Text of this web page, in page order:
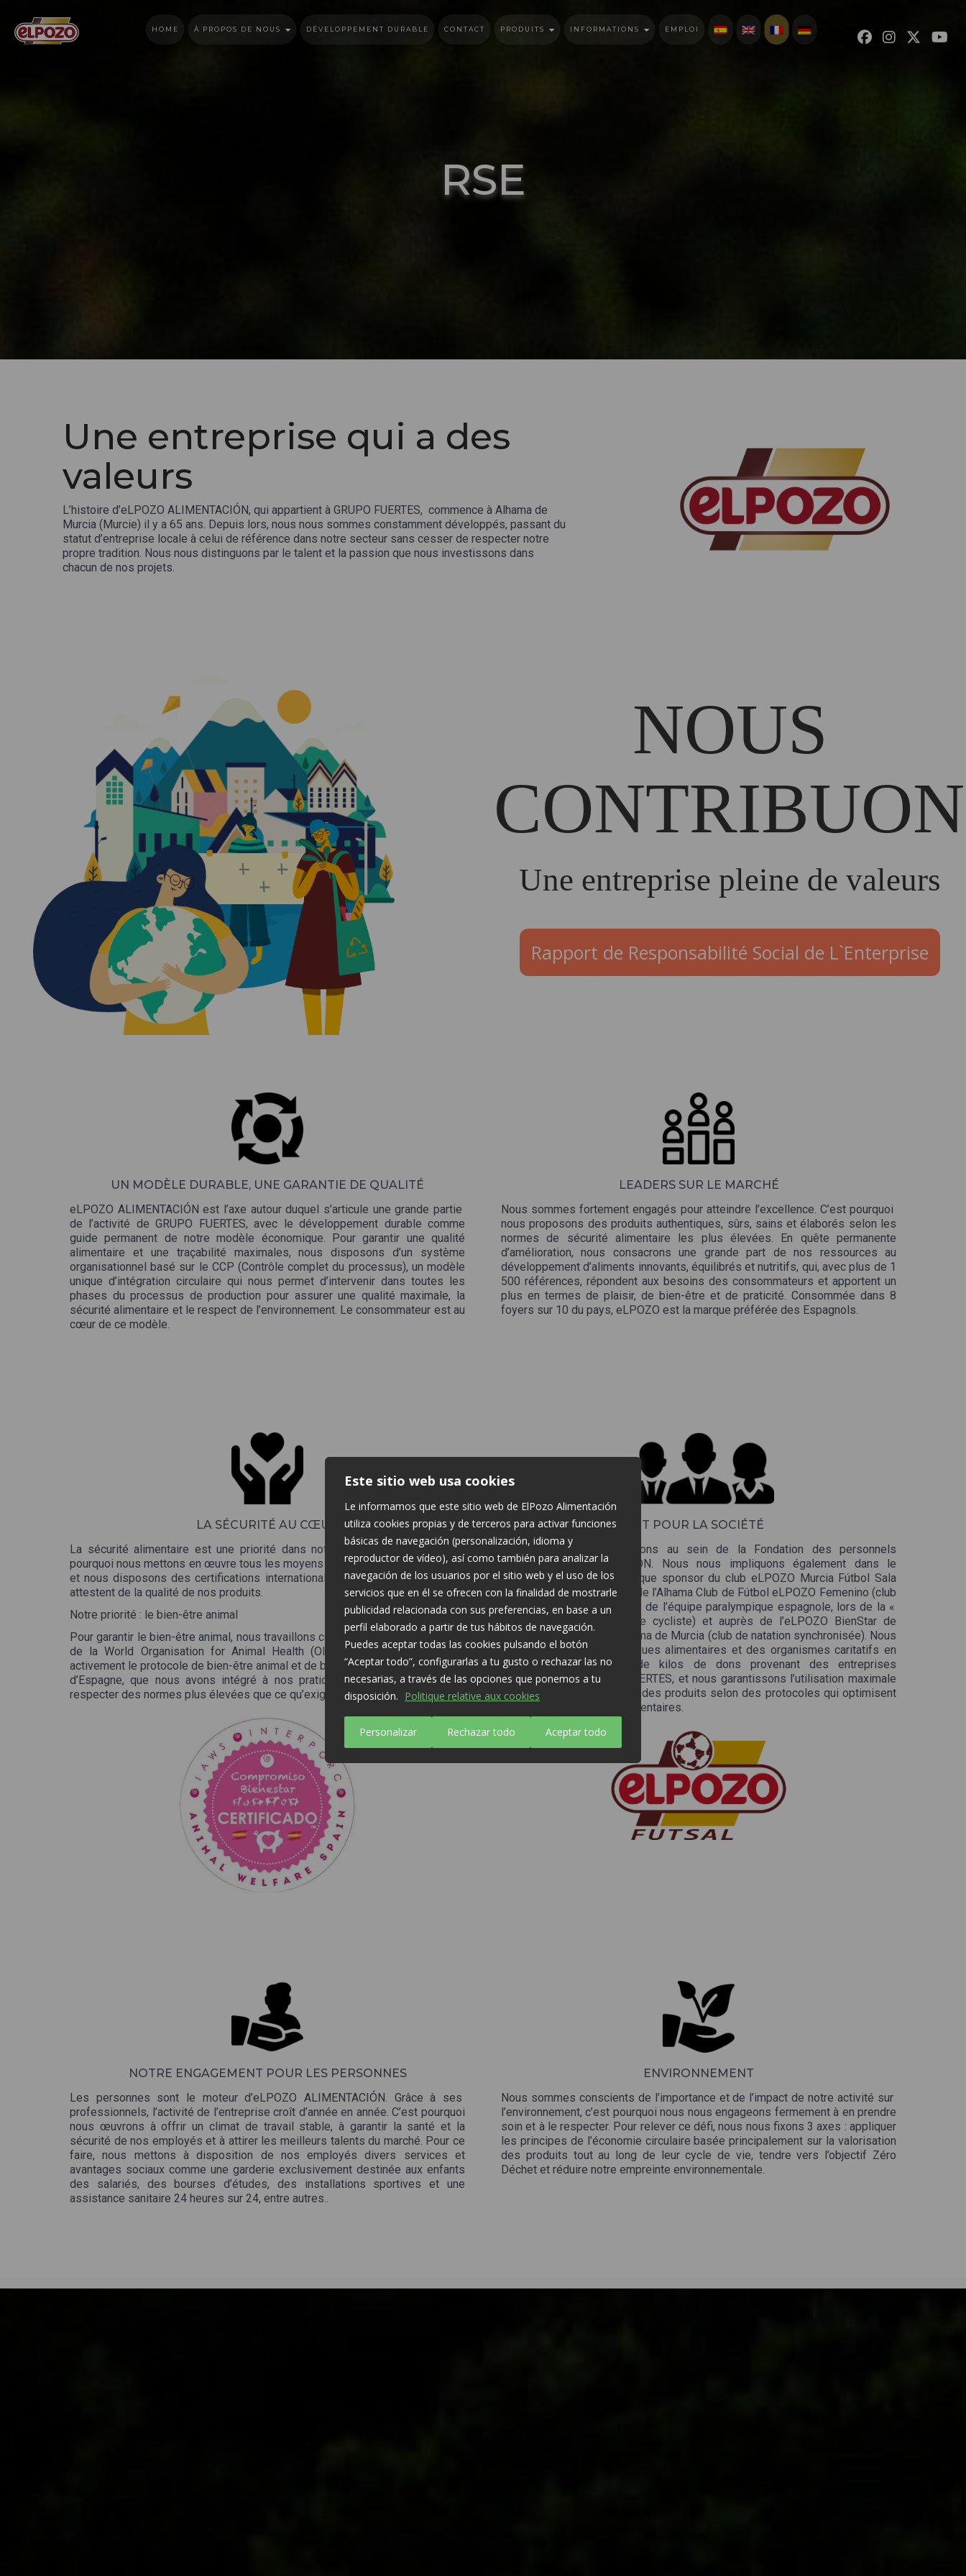
Este sitio web usa cookies
Le informamos que este sitio web de ElPozo Alimentación
utiliza cookies propias y de terceros para activar funciones
básicas de navegación (personalización, idioma y
reproductor de vídeo), así como también para analizar la
navegación de los usuarios por el sitio web y el uso de los
servicios que en él se ofrecen con la finalidad de mostrarle
publicidad relacionada con sus preferencias, en base a un
perfil elaborado a partir de tus hábitos de navegación.
Puedes aceptar todas las cookies pulsando el botón
“Aceptar todo”, configurarlas a tu gusto o rechazar las no
necesarias, a través de las opciones que ponemos a tu
disposición. Politique relative aux cookies
Personalizar Rechazar todo Aceptar todo
HOME À PROPOS DE NOUS DÉVELOPPEMENT DURABLE CONTACT PRODUITS INFORMATIONS EMPLOI
RSE
Une entreprise qui a des
valeurs
L’histoire d’eLPOZO ALIMENTACIÓN, qui appartient à GRUPO FUERTES, commence à Alhama de
Murcia (Murcie) il y a 65 ans. Depuis lors, nous nous sommes constamment développés, passant du
statut d’entreprise locale à celui de référence dans notre secteur sans cesser de respecter notre
propre tradition. Nous nous distinguons par le talent et la passion que nous investissons dans
chacun de nos projets.
NOUS
Une entreprise pleine de valeurs
Rapport de Responsabilité Social de L`Enterprise
UN MODÈLE DURABLE, UNE GARANTIE DE QUALITÉ
eLPOZO ALIMENTACIÓN est l’axe autour duquel s’articule une grande partie
de l’activité de GRUPO FUERTES, avec le développement durable comme
guide permanent de notre modèle économique. Pour garantir une qualité
alimentaire et une traçabilité maximales, nous disposons d’un système
organisationnel basé sur le CCP (Contrôle complet du processus), un modèle
unique d’intégration circulaire qui nous permet d’intervenir dans toutes les
phases du processus de production pour assurer une qualité maximale, la
sécurité alimentaire et le respect de l’environnement. Le consommateur est au
cœur de ce modèle.
LEADERS SUR LE MARCHÉ
Nous sommes fortement engagés pour atteindre l’excellence. C’est pourquoi
nous proposons des produits authentiques, sûrs, sains et élaborés selon les
normes de sécurité alimentaire les plus élevées. En quête permanente
d’amélioration, nous consacrons une grande part de nos ressources au
développement d’aliments innovants, équilibrés et nutritifs, qui, avec plus de 1
500 références, répondent aux besoins des consommateurs et apportent un
plus en termes de plaisir, de bien-être et de praticité. Consommée dans 8
foyers sur 10 du pays, eLPOZO est la marque préférée des Espagnols.
LA SÉCURITÉ AU CŒUR
La sécurité alimentaire est une priorité dans notre domaine d’action, c’est
pourquoi nous mettons en œuvre tous les moyens disponibles pour la garantir,
et nous disposons des certifications internationales les plus exigeantes qui
attestent de la qualité de nos produits.
Notre priorité : le bien-être animal
Pour garantir le bien-être animal, nous travaillons conformément aux principes
de la World Organisation for Animal Health (OIE). Nous soutenons aussi
activement le protocole de bien-être animal et de biosécurité le plus ambitieux
d’Espagne, que nous avons intégré à nos pratiques et qui nous amène à
respecter des normes plus élevées que ce qu’exige la loi.
ET POUR LA SOCIÉTÉ
Depuis 2008, nous œuvrons au sein de la Fondation des personnels
d’eLPOZO ALIMENTACIÓN. Nous nous impliquons également dans le
domaine du sport en tant que sponsor du club eLPOZO Murcia Fútbol Sala
(club de futsal de Murcie), de l’Alhama Club de Fútbol eLPOZO Femenino (club
de football féminin), auprès de l’équipe paralympique espagnole, lors de la «
Vuelta » (le Tour d’Espagne cycliste) et auprès de l’eLPOZO BienStar de
Natación Sincronizada Alhama de Murcia (club de natation synchronisée). Nous
collaborons avec des banques alimentaires et des organismes caritatifs en
offrant un demi-million de kilos de dons provenant des entreprises
alimentaires de GRUPO FUERTES, et nous garantissons l’utilisation maximale
des matières premières et des produits selon des protocoles qui optimisent
la gestion des déchets alimentaires.
NOTRE ENGAGEMENT POUR LES PERSONNES
Les personnes sont le moteur d’eLPOZO ALIMENTACIÓN. Grâce à ses
professionnels, l’activité de l’entreprise croît d’année en année. C’est pourquoi
nous œuvrons à offrir un climat de travail stable, à garantir la santé et la
sécurité de nos employés et à attirer les meilleurs talents du marché. Pour ce
faire, nous mettons à disposition de nos employés divers services et
avantages sociaux comme une garderie exclusivement destinée aux enfants
des salariés, des bourses d’études, des installations sportives et une
assistance sanitaire 24 heures sur 24, entre autres..
ENVIRONNEMENT
Nous sommes conscients de l’importance et de l’impact de notre activité sur
l’environnement, c’est pourquoi nous nous engageons fermement à en prendre
soin et à le respecter. Pour relever ce défi, nous nous fixons 3 axes : appliquer
les principes de l’économie circulaire basée principalement sur la valorisation
des produits tout au long de leur cycle de vie, tendre vers l’objectif Zéro
Déchet et réduire notre empreinte environnementale.